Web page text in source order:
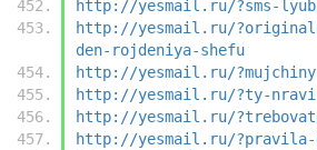
http://yesmail.ru/?sms-
http://yesmail.ru/
den-rojdeniya-shefu
http://yesmail.ru/
http://yesmail.ru/?ty-
http://yesmail.ru/
http://yesmail.ru/?pravila-